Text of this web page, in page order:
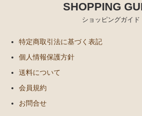
ギフト箱、器具などSHOPPING
ショッピングガイド
特定商取引法に基づく表記
個人情報保護方針
送料について
会員規約
お問合せ